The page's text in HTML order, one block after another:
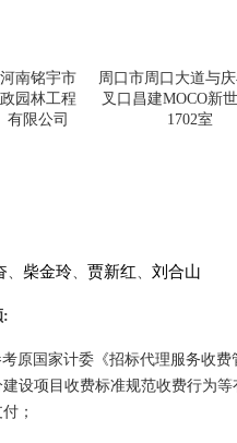
河南铭宇市
政园林工程
有限公司
周口市周口大道与
叉口昌建MOCO新
1702室
、 柴金玲、 贾新红、 刘合山
:
原国家计委《招标代理服务收费
建设项目收费标准规范收费行为
；